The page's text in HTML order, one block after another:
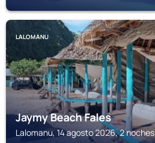
LALOMANU
Jaymy Beach Fales
Lalomanu, 14 agosto 2026, 2 noches